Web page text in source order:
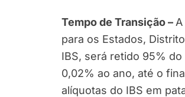
Tempo de Transição – A
para os Estados,
IBS, será retido 95%
0,02% ao ano, até o
alíquotas do IBS em